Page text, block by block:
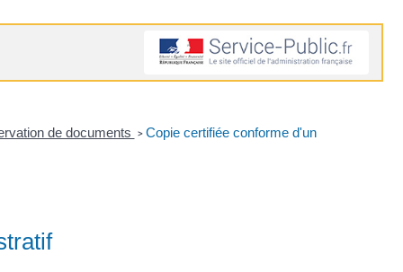
de documents > Copie certifiée conforme d'un